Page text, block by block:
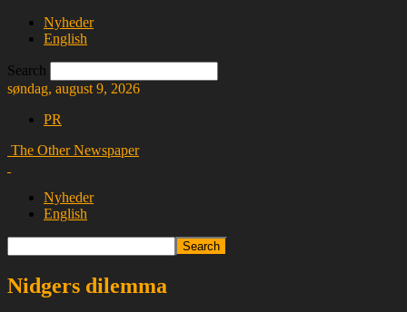
Nyheder
English
Search
søndag, august 9, 2026
PR
The Other Newspaper
Nyheder
English
Nidgers dilemma